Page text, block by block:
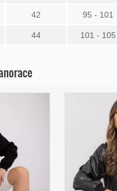
42 95 - 101
44 101 - 105